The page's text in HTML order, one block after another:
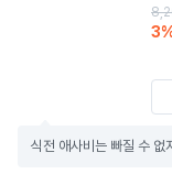
3
식전 애사비는 빠질 수 없